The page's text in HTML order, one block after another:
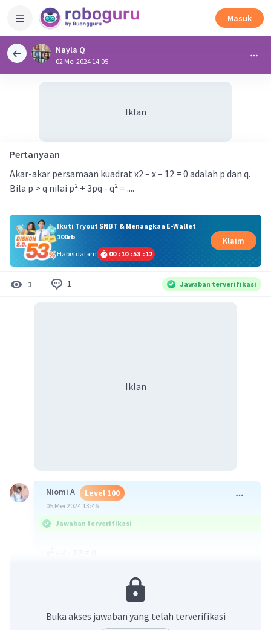
Masuk
Nayla Q
02 Mei 2024 14:05
Iklan
Pertanyaan
Akar-akar persamaan kuadrat x2 – x – 12 = 0 adalah p dan q.
Bila p > q nilai p² + 3pq - q² = ....
Ikuti Tryout SNBT & Menangkan E-Wallet
100rb
Habis dalam
00 :10 :53 :12
Klaim
1 1 Jawaban terverifikasi
Iklan
Niomi A Level 100
05 Mei 2024 13:46
Jawaban terverifikasi
p² + 3pq - q² =
4² + 3×4×(-3) - (-3)² =
Buka akses jawaban yang telah terverifikasi